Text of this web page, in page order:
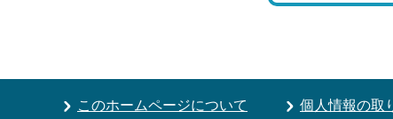
このホームページについて 個人情報の取